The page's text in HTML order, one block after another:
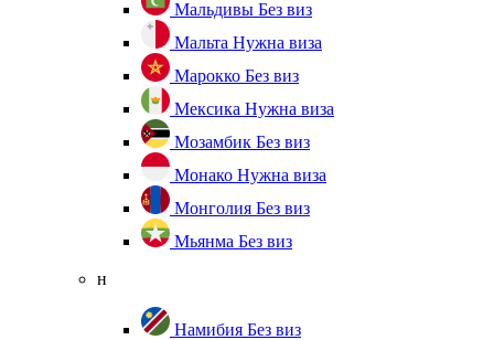
Мальдивы Без виз
Мальта Нужна виза
Марокко Без виз
Мексика Нужна виза
Мозамбик Без виз
Монако Нужна виза
Монголия Без виз
Мьянма Без виз
н
Намибия Без виз